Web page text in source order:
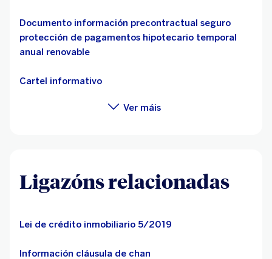
Documento información precontractual seguro
protección de pagamentos hipotecario temporal
anual renovable
Cartel informativo
Ver máis
Ligazóns relacionadas
Lei de crédito inmobiliario 5/2019
Información cláusula de chan